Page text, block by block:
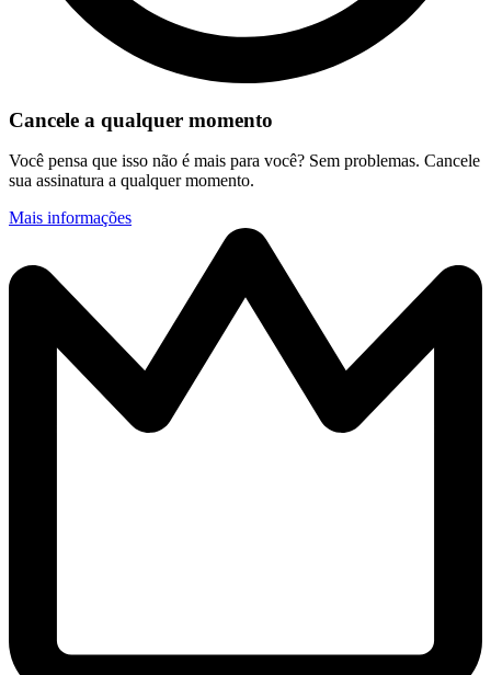
Cancele a qualquer momento
Você pensa que isso não é mais para você? Sem problemas. Cancele
sua assinatura a qualquer momento.
Mais informações